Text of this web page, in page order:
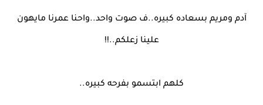
آدم ومريم بسعاده كبيره..ف صوت واحد..واحنا عمرنا مايهون
علينا زعلكم..!!
كلهم ابتسمو بفرحه كبيره..